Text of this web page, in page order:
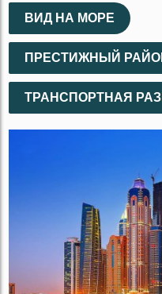
ВИД НА МОРЕ
ПРЕСТИЖНЫЙ
ТРАНСПОРТНАЯ